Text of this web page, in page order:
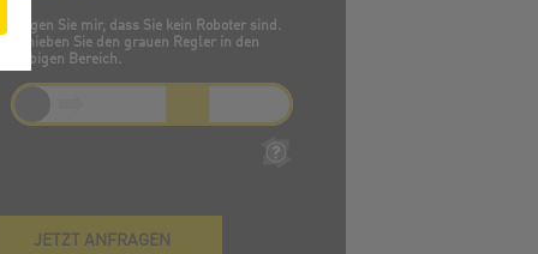
Zeigen Sie mir, dass Sie kein Roboter sind.
Schieben Sie den grauen Regler in den
farbigen Bereich.
JETZT ANFRAGEN